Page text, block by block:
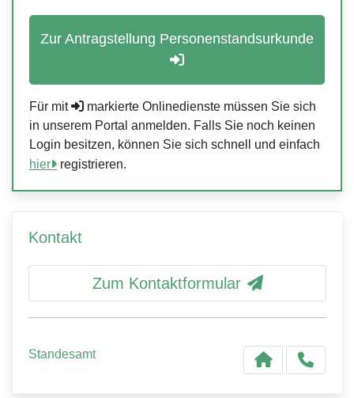
Zur Antragstellung Personenstandsurkunde
Für mit
markierte Onlinedienste müssen Sie sich
in unserem Portal anmelden. Falls Sie noch keinen
Login besitzen, können Sie sich schnell und einfach
hier
registrieren.
Kontakt
Zum Kontaktformular
Standesamt